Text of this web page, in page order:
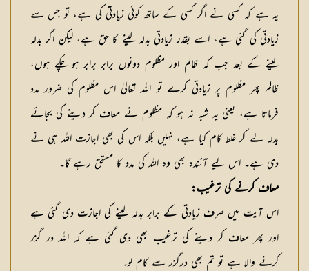
یہ ہے کہ کسی نے اگر کسی کے ساتھ کوئی زیادتی کی ہے، تو جس سے
زیادتی کی گئی ہے، اسے بقدر زیادتی بدلہ لینے کا حق ہے، لیکن اگر بدلہ
لینے کے بعد جب کہ ظالم اور مظلوم دونوں برابر برابر ہو چکے ہوں،
ظالم پھر مظلوم پر زیادتی کرے تو اللہ تعالیٰ اس مظلوم کی ضرور مدد
فرماتا ہے، یعنی یہ شبہ نہ ہو کہ مظلوم نے معاف کر دینے کی بجائے
بدلہ لے کر غلط کام کیا ہے، نہیں بلکہ اس کی بھی اجازت اللہ ہی نے
دی ہے۔ اس لیے آئندہ بھی وہ اللہ کی مدد کا مستحق رہے گا۔
معاف کرنے کی ترغیب:
اس آیت میں صرف زیادتی کے برابر بدلہ لینے کی اجازت دی گئی ہے
اور پھر معاف کر دینے کی ترغیب بھی دی گئی ہے کہ اللہ در گزر
کرنے والا ہے تو تم بھی درگزر سے کام لو۔